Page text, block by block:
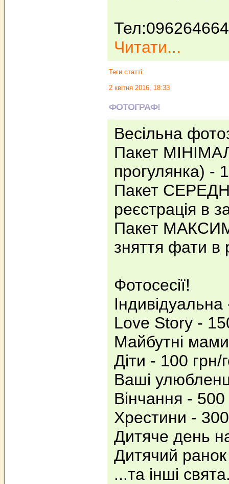
Читати...
Теги статті:
2 квітня 2016, 18:33
ФОТОГРАФ!
Весільна
Пакет
прогулянка) -
Пакет
реєстрація в
Пакет
зняття фати в
Фотосесії!
Love Story -
Майбутні
Діти - 100 грн/
Ваші
Вінчання - 500
Хрестини -
Дитяче день
Дитячий
...та інші